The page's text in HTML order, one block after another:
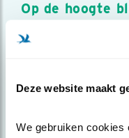
Deze website maakt
We gebruiken cookies
Op de hoogte
Meld je aan en
over vogels en